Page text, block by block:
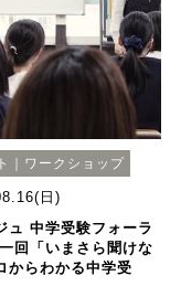
｜ワークショップ
日)
ュ 中学受験フォーラ
回「いまさら聞けな
からわかる中学受